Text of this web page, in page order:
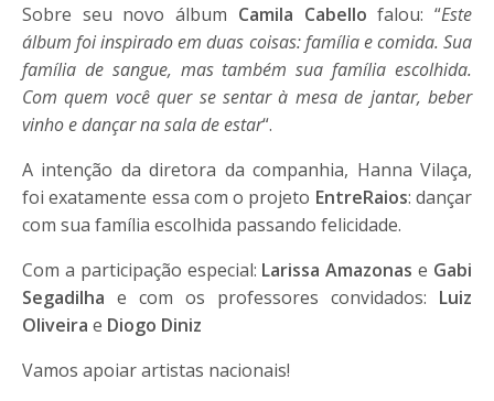
Sobre seu novo álbum Camila Cabello falou: “Este
álbum foi inspirado em duas coisas: família e comida. Sua
família de sangue, mas também sua família escolhida.
Com quem você quer se sentar à mesa de jantar, beber
vinho e dançar na sala de estar“.
A intenção da diretora da companhia, Hanna Vilaça,
foi exatamente essa com o projeto EntreRaios: dançar
com sua família escolhida passando felicidade.
Com a participação especial: Larissa Amazonas e Gabi
Segadilha e com os professores convidados: Luiz
Oliveira e Diogo Diniz
Vamos apoiar artistas nacionais!